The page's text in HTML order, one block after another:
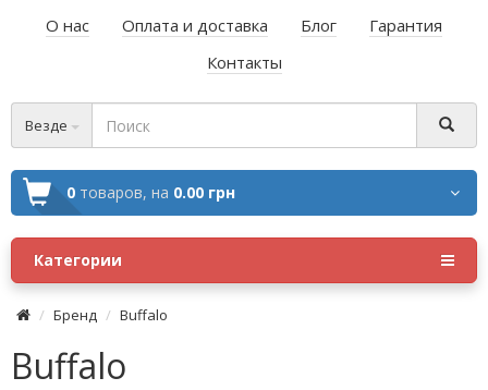
О нас Оплата и доставка Блог
Гарантия
Контакты
Везде
0 товаров, на 0.00 грн
Категории
Бренд Buffalo
Buffalo